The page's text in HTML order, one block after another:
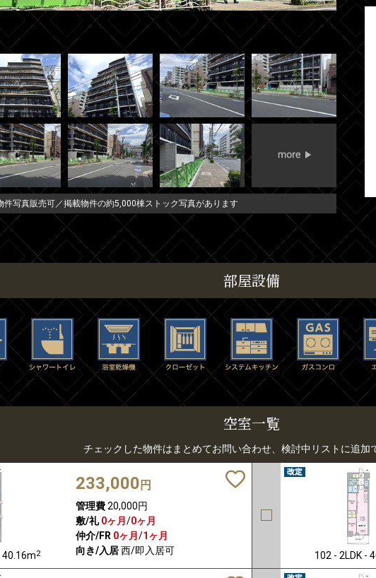
件写真販売可／掲載物件の約5,000棟ストック写真があります
部屋設備
空室一覧
チェックした物件はまとめてお問い合わせ、検討中リストに追加
40.16m2
233,000 円
管理費20,000円
敷/礼 0ヶ月/0ヶ月
仲介/FR 0ヶ月/1ヶ月
向き/入居西/即入居可 102 - 2LDK -